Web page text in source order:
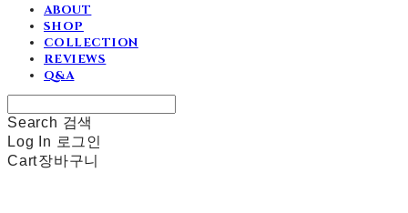
ABOUT
SHOP
COLLECTION
REVIEWS
Q&A
Search 검색
Log In 로그인
Cart장바구니